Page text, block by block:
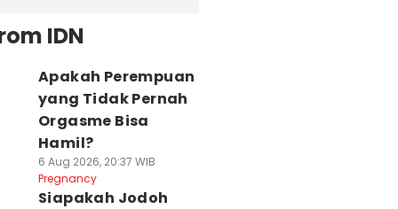
IDN
Apakah Perempuan
yang Tidak Pernah
Orgasme Bisa
Hamil?
6 Aug 2026, 20:37 WIB
Pregnancy
Siapakah Jodoh